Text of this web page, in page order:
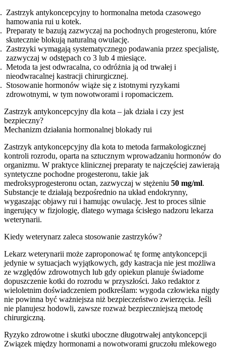
Zastrzyk antykoncepcyjny to hormonalna metoda czasowego
hamowania rui u kotek.
Preparaty te bazują zazwyczaj na pochodnych progesteronu, które
skutecznie blokują naturalną owulację.
Zastrzyki wymagają systematycznego podawania przez specjalistę,
zazwyczaj w odstępach co 3 lub 4 miesiące.
Metoda ta jest odwracalna, co odróżnia ją od trwałej i
nieodwracalnej kastracji chirurgicznej.
Stosowanie hormonów wiąże się z istotnymi ryzykami
zdrowotnymi, w tym nowotworami i ropomaciczem.
Zastrzyk antykoncepcyjny dla kota – jak działa i czy jest
bezpieczny?
Mechanizm działania hormonalnej blokady rui
Zastrzyk antykoncepcyjny dla kota to metoda farmakologicznej
kontroli rozrodu, oparta na sztucznym wprowadzaniu hormonów do
organizmu. W praktyce klinicznej preparaty te najczęściej zawierają
syntetyczne pochodne progesteronu, takie jak
medroksyprogesteronu octan, zazwyczaj w stężeniu 50 mg/ml.
Substancje te działają bezpośrednio na układ endokrynny,
wygaszając objawy rui i hamując owulację. Jest to proces silnie
ingerujący w fizjologię, dlatego wymaga ścisłego nadzoru lekarza
weterynarii.
Kiedy weterynarz zaleca stosowanie zastrzyków?
Lekarz weterynarii może zaproponować tę formę antykoncepcji
jedynie w sytuacjach wyjątkowych, gdy kastracja nie jest możliwa
ze względów zdrowotnych lub gdy opiekun planuje świadome
dopuszczenie kotki do rozrodu w przyszłości. Jako redaktor z
wieloletnim doświadczeniem podkreślam: wygoda człowieka nigdy
nie powinna być ważniejsza niż bezpieczeństwo zwierzęcia. Jeśli
nie planujesz hodowli, zawsze rozważ bezpieczniejszą metodę
chirurgiczną.
Ryzyko zdrowotne i skutki uboczne długotrwałej antykoncepcji
Związek między hormonami a nowotworami gruczołu mlekowego